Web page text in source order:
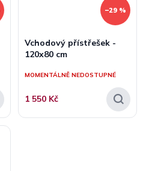
–29 %
Vchodový přístřešek -
120x80 cm
MOMENTÁLNĚ NEDOSTUPNÉ
1 550 Kč